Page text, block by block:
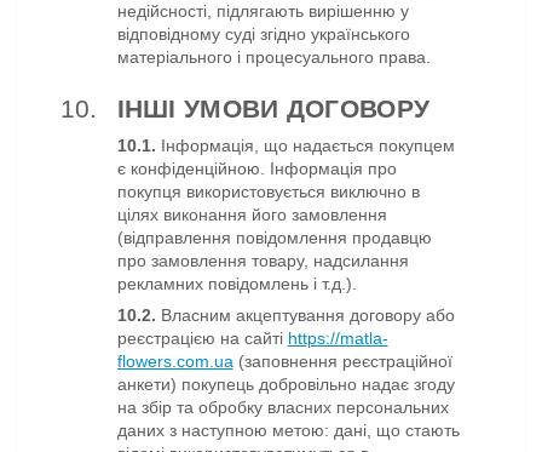
недійсності, підлягають вирішенню у
відповідному суді згідно українського
матеріального і процесуального права.
ІНШІ УМОВИ ДОГОВОРУ
10.1. Інформація, що надається покупцем
є конфіденційною. Інформація про
покупця використовується виключно в
цілях виконання його замовлення
(відправлення повідомлення продавцю
про замовлення товару, надсилання
рекламних повідомлень і т.д.).
10.2. Власним акцептування договору або
реєстрацією на сайті https://matla-
flowers.com.ua (заповнення реєстраційної
анкети) покупець добровільно надає згоду
на збір та обробку власних персональних
даних з наступною метою: дані, що стають